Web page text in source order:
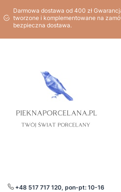
Darmowa dostawa od 400 zł
tworzone i komplementowane na
bezpieczna dostawa.
+48 517 717 120, pon-pt: 10-16